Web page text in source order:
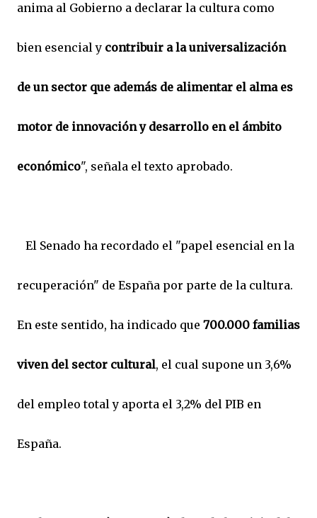
anima al Gobierno a declarar la cultura como
bien esencial y contribuir a la universalización
de un sector que además de alimentar el alma es
motor de innovación y desarrollo en el ámbito
económico", señala el texto aprobado.
El Senado ha recordado el "papel esencial en la
recuperación" de España por parte de la cultura.
En este sentido, ha indicado que 700.000 familias
viven del sector cultural, el cual supone un 3,6%
del empleo total y aporta el 3,2% del PIB en
España.